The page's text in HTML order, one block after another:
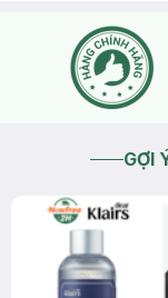
GỢI